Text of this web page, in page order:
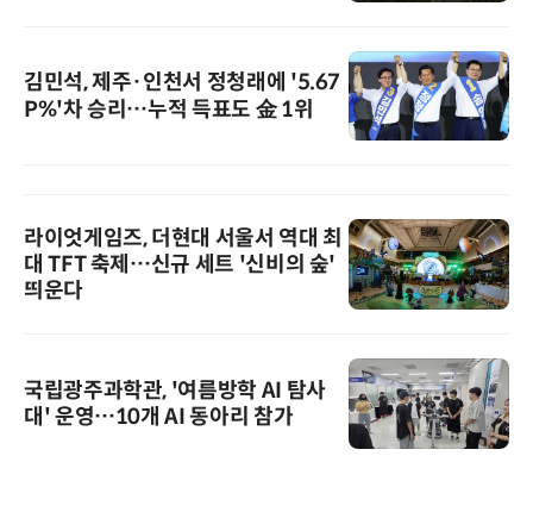
김민석, 제주·인천서 정청래에 '5.67
P%'차 승리…누적 득표도 金 1위
라이엇게임즈, 더현대 서울서 역대 최
대 TFT 축제…신규 세트 '신비의 숲'
띄운다
국립광주과학관, '여름방학 AI 탐사
대' 운영…10개 AI 동아리 참가